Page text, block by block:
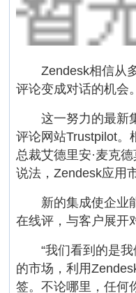
Zendesk相信从多
评论变成对话的机会。
这一努力的最新集
评论网站Trustpilot。
总裁艾德里安·麦克
说法，Zendesk应用
新的集成使企业能
在线评，与客户展开
“我们看到的是我
的市场，利用
签。不论哪里，任何